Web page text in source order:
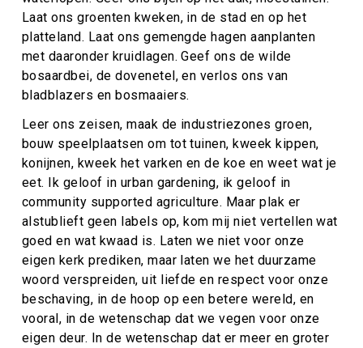
Laat ons groenten kweken, in de stad en op het
platteland. Laat ons gemengde hagen aanplanten
met daaronder kruidlagen. Geef ons de wilde
bosaardbei, de dovenetel, en verlos ons van
bladblazers en bosmaaiers.
Leer ons zeisen, maak de industriezones groen,
bouw speelplaatsen om tot tuinen, kweek kippen,
konijnen, kweek het varken en de koe en weet wat je
eet. Ik geloof in urban gardening, ik geloof in
community supported agriculture. Maar plak er
alstublieft geen labels op, kom mij niet vertellen wat
goed en wat kwaad is. Laten we niet voor onze
eigen kerk prediken, maar laten we het duurzame
woord verspreiden, uit liefde en respect voor onze
beschaving, in de hoop op een betere wereld, en
vooral, in de wetenschap dat we vegen voor onze
eigen deur. In de wetenschap dat er meer en groter